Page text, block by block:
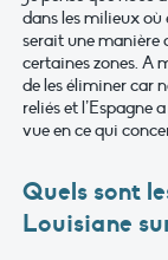
dans les milieux où
serait une manière
certaines zones. A
de les éliminer car
reliés et l’Espagne
vue en ce qui
Quels sont
Louisiane